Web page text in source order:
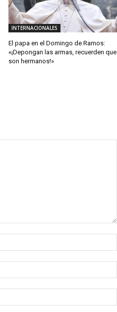
INTERNACIONALES
El papa en el Domingo de Ramos:
«¡Depongan las armas, recuerden que
son hermanos!»